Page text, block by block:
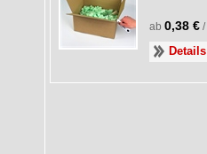
ab 0,38 €
Details